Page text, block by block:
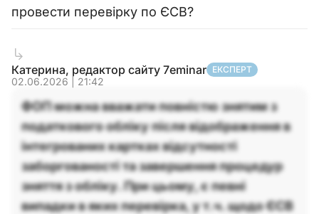
провести перевірку по ЄСВ?
Катерина, редактор сайту 7eminar ЕКСПЕРТ
02.06.2026 | 21:42
ФОП можна вважати повністю знятим з
податкового обліку після відображення в
інтегрованих картках відсутності
заборгованості та завершення процедур
зняття з обліку. При цьому, є певні
випадки в яких перевірка, у т.ч. щодо ЄСВ